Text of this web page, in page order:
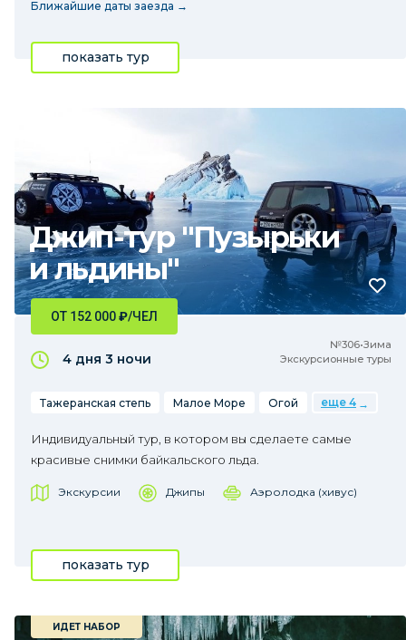
Ближайшие даты заезда →
показать тур
Джип-тур "Пузырьки
и льдины"
№306•Зима
Экскурсионные туры
ОТ 152 000₽/ЧЕЛ
4 дня 3 ночи
Тажеранская степь Малое Море Огой еще 4
Индивидуальный тур, в котором вы сделаете самые
красивые снимки байкальского льда.
Экскурсии Джипы Аэролодка (хивус)
показать тур
ИДЕТ НАБОР